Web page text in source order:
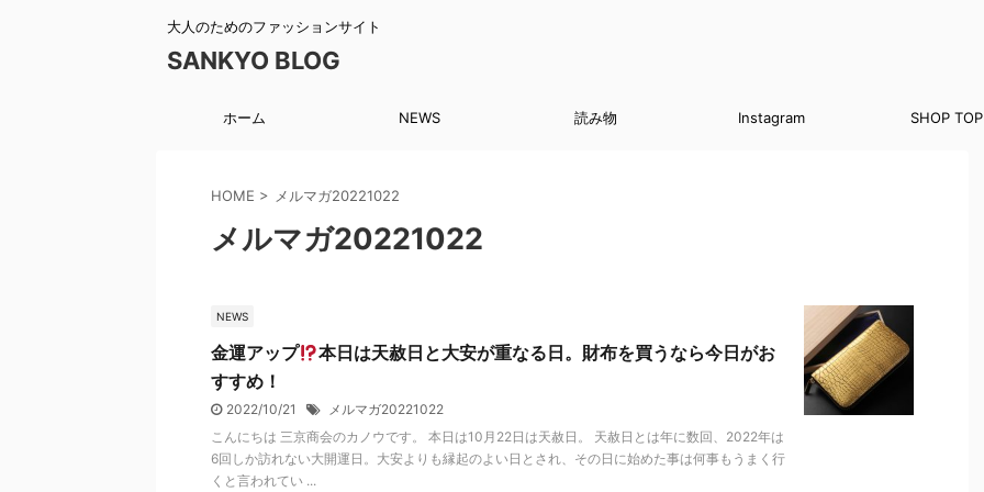
大人のためのファッションサイト
SANKYO BLOG
ホーム NEWS 読み物 Instagram SHOP TOP
HOME > メルマガ20221022
メルマガ20221022
NEWS
金運アップ
本日は天赦日と大安が重なる日。財布を買うなら今日がお
すすめ！
2022/10/21
メルマガ20221022
こんにちは 三京商会のカノウです。 本日は10月22日は天赦日。 天赦日とは年に数回、2022年は
6回しか訪れない大開運日。大安よりも縁起のよい日とされ、その日に始めた事は何事もうまく行
くと言われてい ...